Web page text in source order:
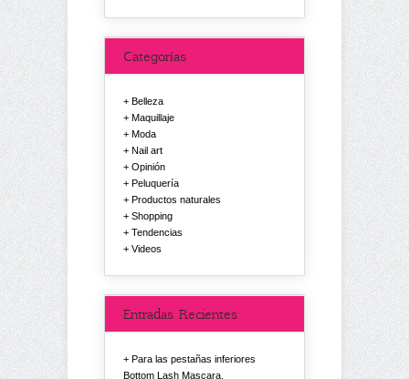
Categorías
Belleza
Maquillaje
Moda
Nail art
Opinión
Peluquería
Productos naturales
Shopping
Tendencias
Videos
Entradas Recientes
Para las pestañas inferiores
Bottom Lash Mascara.